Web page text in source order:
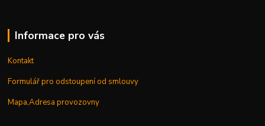
Informace pro vás
Kontakt
Formulář pro odstoupení od smlouvy
Mapa,Adresa provozovny